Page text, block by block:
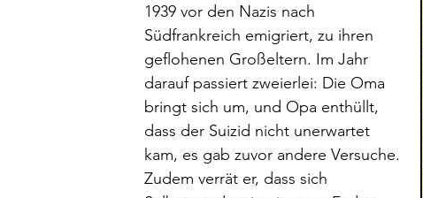
1939 vor den Nazis nach
Südfrankreich emigriert, zu ihren
geflohenen Großeltern. Im Jahr
darauf passiert zweierlei: Die Oma
bringt sich um, und Opa enthüllt,
dass der Suizid nicht unerwartet
kam, es gab zuvor andere Versuche.
Zudem verrät er, dass sich